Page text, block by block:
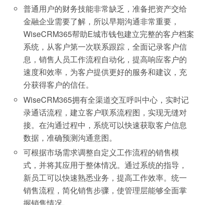
普通用户的财务技能非常缺乏，准备把资产交给
金融企业需要了解，所以早期沟通非常重要，
WiseCRM365帮助E城市钱包建立完整的客户档案
系统，从客户第一次联系跟踪，全面记录客户信
息，销售人员工作流程自动化，提高响应客户的
速度和效率，为客户提供更好的服务和建议，充
分获得客户的信任。
WiseCRM365拥有全渠道交互呼叫中心，实时记
录通话流程，建立客户联系流程图，实现无缝对
接。在沟通过程中，系统可以快速获取客户信息
数据，准确预测沟通意图。
可根据市场需求调整自定义工作流程的销售模
式，并将其应用于整体情况。通过系统的指导，
新员工可以快速熟悉业务，提高工作效率。统一
销售流程，简化销售步骤，使管理层能够全面掌
握销售情况。